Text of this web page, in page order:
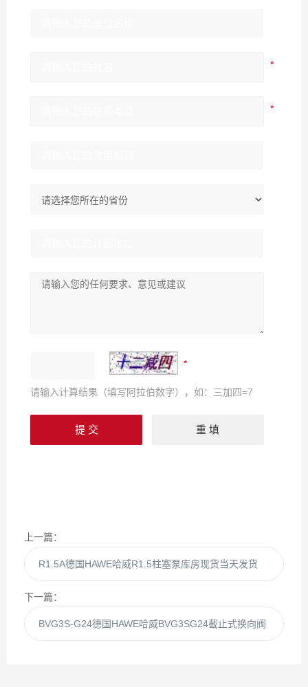
请输入计算结果（填写阿拉伯数字），如：三加四=7
上一篇：
R1.5A德国HAWE哈威R1.5柱塞泵库房现货当天发货
下一篇：
BVG3S-G24德国HAWE哈威BVG3SG24截止式换向阀